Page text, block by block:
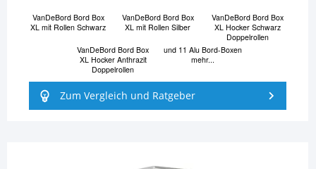
VanDeBord Bord Box
XL mit Rollen Schwarz
VanDeBord Bord Box
XL mit Rollen Silber
VanDeBord Bord Box
XL Hocker Schwarz
Doppelrollen
VanDeBord Bord Box
XL Hocker Anthrazit
Doppelrollen
und 11 Alu Bord-Boxen
mehr...
Zum Vergleich und Ratgeber